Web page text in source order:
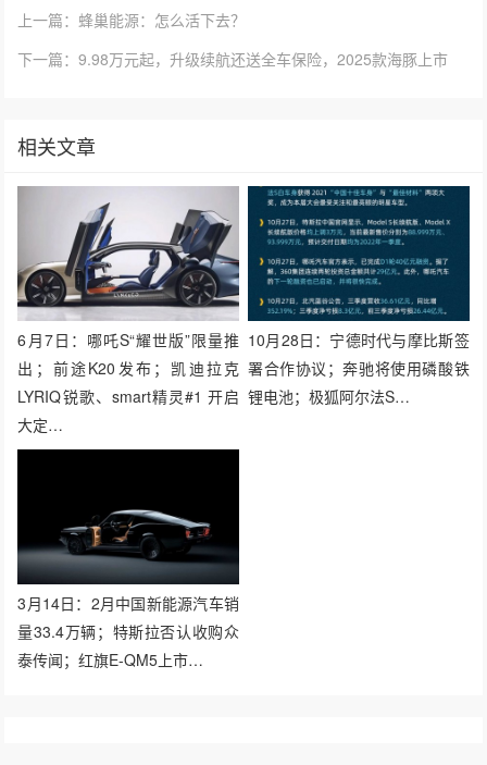
上一篇：蜂巢能源：怎么活下去？
下一篇：9.98万元起，升级续航还送全车保险，2025款海豚上市
相关文章
6月7日：哪吒S“耀世版”限量推
出；前途K20发布；凯迪拉克
LYRIQ锐歌、smart精灵#1 开启
大定…
10月28日：宁德时代与摩比斯签
署合作协议；奔驰将使用磷酸铁
锂电池；极狐阿尔法S…
3月14日：2月中国新能源汽车销
量33.4万辆；特斯拉否认收购众
泰传闻；红旗E-QM5上市…